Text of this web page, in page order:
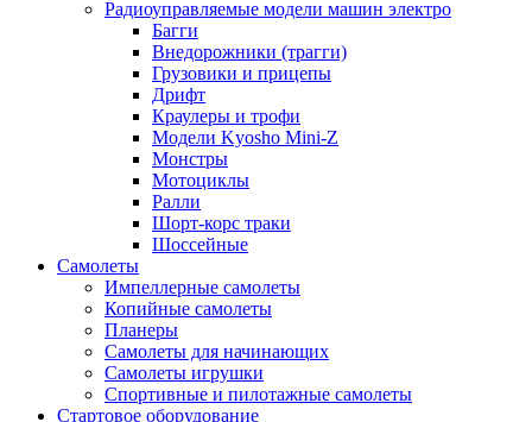
Радиоуправляемые модели машин электро
Багги
Внедорожники (трагги)
Грузовики и прицепы
Дрифт
Краулеры и трофи
Модели Kyosho Mini-Z
Монстры
Мотоциклы
Ралли
Шорт-корс траки
Шоссейные
Самолеты
Импеллерные самолеты
Копийные самолеты
Планеры
Самолеты для начинающих
Самолеты игрушки
Спортивные и пилотажные самолеты
Стартовое оборудование